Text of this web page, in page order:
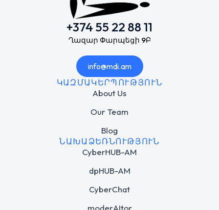
+374 55 22 88 11
Ղազար Փարպեցի 9Բ
info@mdi.am
ԿԱԶՄԱԿԵՐՊՈՒԹՅՈՒՆ
About Us
Our Team
Blog
ՆԱԽԱՁԵՌՆՈՒԹՅՈՒՆ
CyberHUB-AM
dpHUB-AM
CyberChat
moderAItor